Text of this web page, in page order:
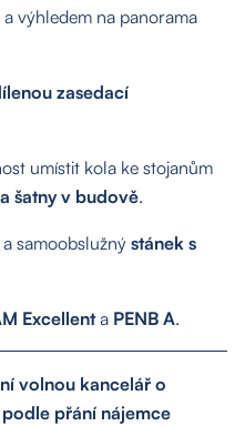
a výhledem na panorama
zasedací
umístit kola ke stojanům
šatny v budově.
a samoobslužný stánek s
Excellenta PENB A.
volnou kancelář o
přání nájemce